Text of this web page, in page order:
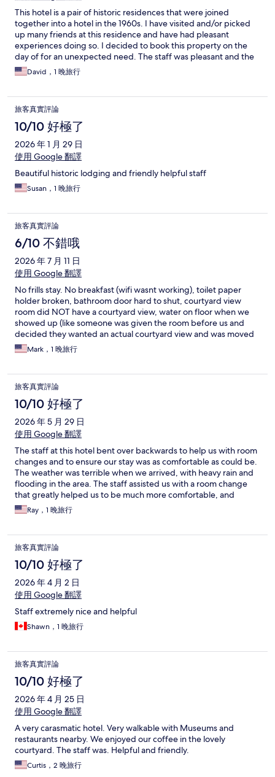
This hotel is a pair of historic residences that were joined
together into a hotel in the 1960s. I have visited and/or picked
up many friends at this residence and have had pleasant
experiences doing so. I decided to book this property on the
day of for an unexpected need. The staff was pleasant and the
room was nice other than the AC not coming on very well or at
all. I set the thermostat at 65 and I doubt the room ever cooled
give this hotel another chance due to other pleasant
experiences, but my most recent was a bit frustrating and
disappointing.
David，1 晚旅行
旅客真實評論
10/10 好極了
2026 年 1 月 29 日
使用 Google 翻譯
Beautiful historic lodging and friendly helpful staff
Susan，1 晚旅行
旅客真實評論
6/10 不錯哦
2026 年 7 月 11 日
使用 Google 翻譯
No frills stay. No breakfast (wifi wasnt working), toilet paper
holder broken, bathroom door hard to shut, courtyard view
room did NOT have a courtyard view, water on floor when we
showed up (like someone was given the room before us and
decided they wanted an actual courtyard view and was moved
and left their leaky cooler water on the floor. No fridge but
could ask for ice. Has potential but nothing fancy. Liked the
tunnel at the inn but we didnt ask.
Mark，1 晚旅行
旅客真實評論
10/10 好極了
2026 年 5 月 29 日
使用 Google 翻譯
The staff at this hotel bent over backwards to help us with room
changes and to ensure our stay was as comfortable as could be.
The weather was terrible when we arrived, with heavy rain and
flooding in the area. The staff assisted us with a room change
that greatly helped us to be much more comfortable, and
everyone was friendly, kind, and helpful. We would happily stay
here again.
Ray，1 晚旅行
旅客真實評論
10/10 好極了
2026 年 4 月 2 日
使用 Google 翻譯
Staff extremely nice and helpful
Shawn，1 晚旅行
旅客真實評論
10/10 好極了
2026 年 4 月 25 日
使用 Google 翻譯
A very carasmatic hotel. Very walkable with Museums and
restaurants nearby. We enjoyed our coffee in the lovely
courtyard. The staff was. Helpful and friendly.
Curtis，2 晚旅行